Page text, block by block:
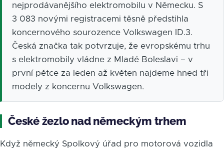
nejprodávanějšího elektromobilu v Německu. S
3 083 novými registracemi těsně předstihla
koncernového sourozence Volkswagen ID.3.
Česká značka tak potvrzuje, že evropskému trhu
s elektromobily vládne z Mladé Boleslavi – v
první pětce za leden až květen najdeme hned tři
modely z koncernu Volkswagen.
České žezlo nad německým trhem
Když německý Spolkový úřad pro motorová vozidla